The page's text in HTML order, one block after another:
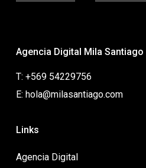
Agencia Digital Mila Santiago
T: +569 54229756
E: hola@milasantiago.com
Links
Agencia Digital